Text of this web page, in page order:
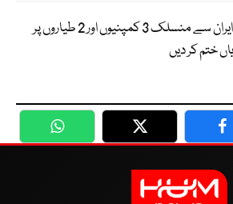
امریکا نے ایران سے منسلک 3 کمپنیوں اور 2 طیاروں پر
ختم کر دیں
WhatsApp Twitter